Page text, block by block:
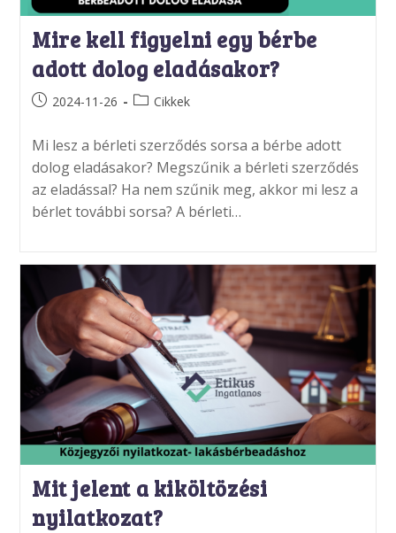
Mire kell figyelni egy bérbe
adott dolog eladásakor?
Post2024-11-26
PostCikkek
Mi lesz a bérleti szerződés sorsa a bérbe adott
dolog eladásakor? Megszűnik a bérleti szerződés
az eladással? Ha nem szűnik meg, akkor mi lesz a
bérlet további sorsa? A bérleti…
Mit jelent a kiköltözési
nyilatkozat?